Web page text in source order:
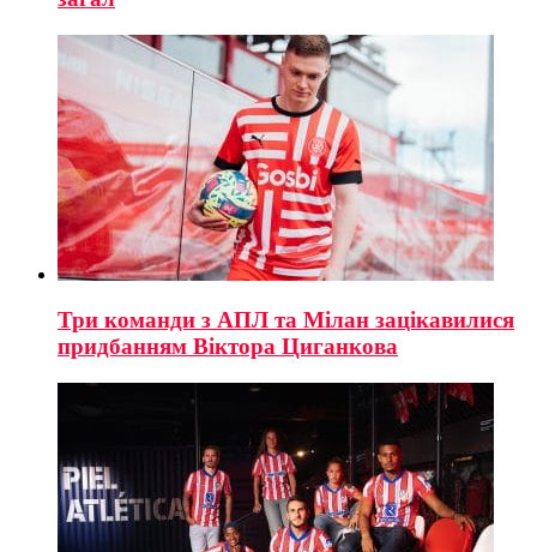
Три команди з АПЛ та Мілан зацікавилися
придбанням Віктора Циганкова